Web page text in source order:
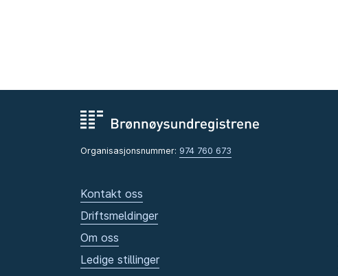
Organisasjonsnummer: 974 760 673
Kontakt oss
Driftsmeldinger
Om oss
Ledige stillinger